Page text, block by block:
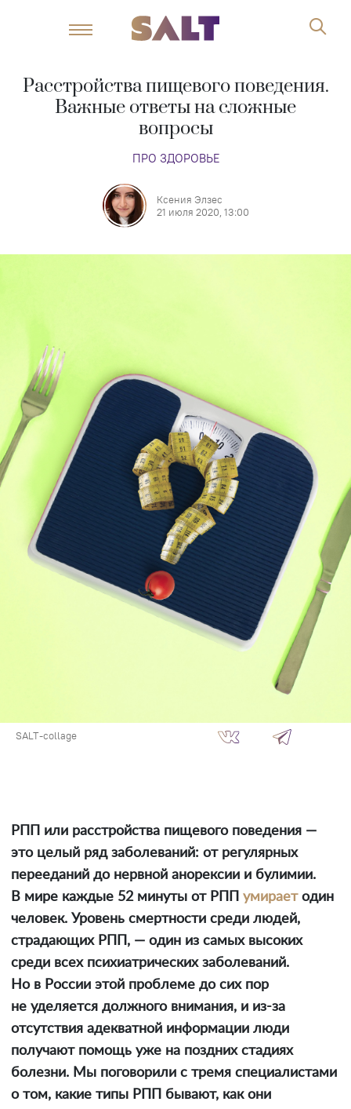
Расстройства пищевого поведения.
Важные ответы на сложные
вопросы
ПРО ЗДОРОВЬЕ
Ксения Элзес
21 июля 2020, 13:00
SALT-collage
РПП или расстройства пищевого поведения —
это целый ряд заболеваний: от регулярных
перееданий до нервной анорексии и булимии.
В мире каждые 52 минуты от РПП умираетодин
человек. Уровень смертности среди людей,
страдающих РПП, — один из самых высоких
среди всех психиатрических заболеваний.
Но в России этой проблеме до сих пор
не уделяется должного внимания, и из-за
отсутствия адекватной информации люди
получают помощь уже на поздних стадиях
болезни. Мы поговорили с тремя специалистами
о том, какие типы РПП бывают, как они